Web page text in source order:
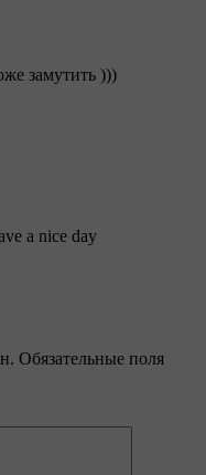
замутить )))
a nice day
Обязательные поля